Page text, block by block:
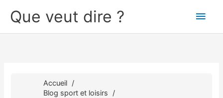
Que veut dire ?
Accueil
Blog sport et loisirs